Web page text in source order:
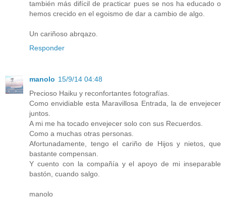
también más difícil de practicar pues se nos ha educado o
hemos crecido en el egoismo de dar a cambio de algo.
Un cariñoso abrqazo.
Responder
manolo 15/9/14 04:48
Precioso Haiku y reconfortantes fotografías.
Como envidiable esta Maravillosa Entrada, la de envejecer
juntos.
A mi me ha tocado envejecer solo con sus Recuerdos.
Como a muchas otras personas.
Afortunadamente, tengo el cariño de Hijos y nietos, que
bastante compensan.
Y cuento con la compañía y el apoyo de mi inseparable
bastón, cuando salgo.
manolo